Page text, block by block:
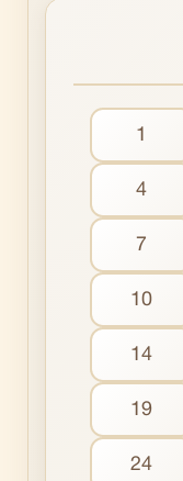
1
4
7
10
14
19
24